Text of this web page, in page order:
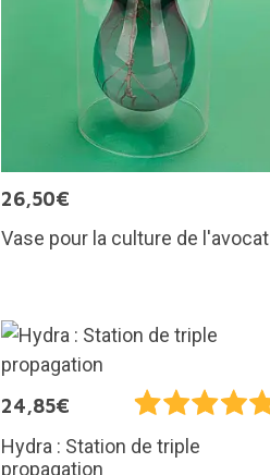
26,50€
Vase pour la culture de l'avocat
24,85€
Hydra : Station de triple
propagation